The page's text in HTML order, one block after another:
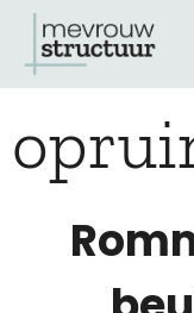
naar
inhoud